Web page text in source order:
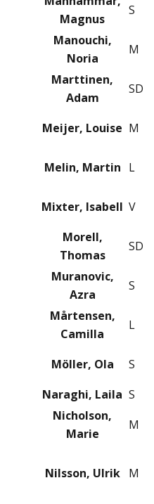
Magnus
S
Manouchi,
Noria
M
Marttinen,
Adam
SD
Meijer, Louise M
Melin, Martin L
Mixter, Isabell V
Morell,
Thomas
SD
Muranovic,
Azra
S
Mårtensen,
Camilla
L
Möller, Ola S
Naraghi, Laila S
Nicholson,
Marie
M
Nilsson, Ulrik M